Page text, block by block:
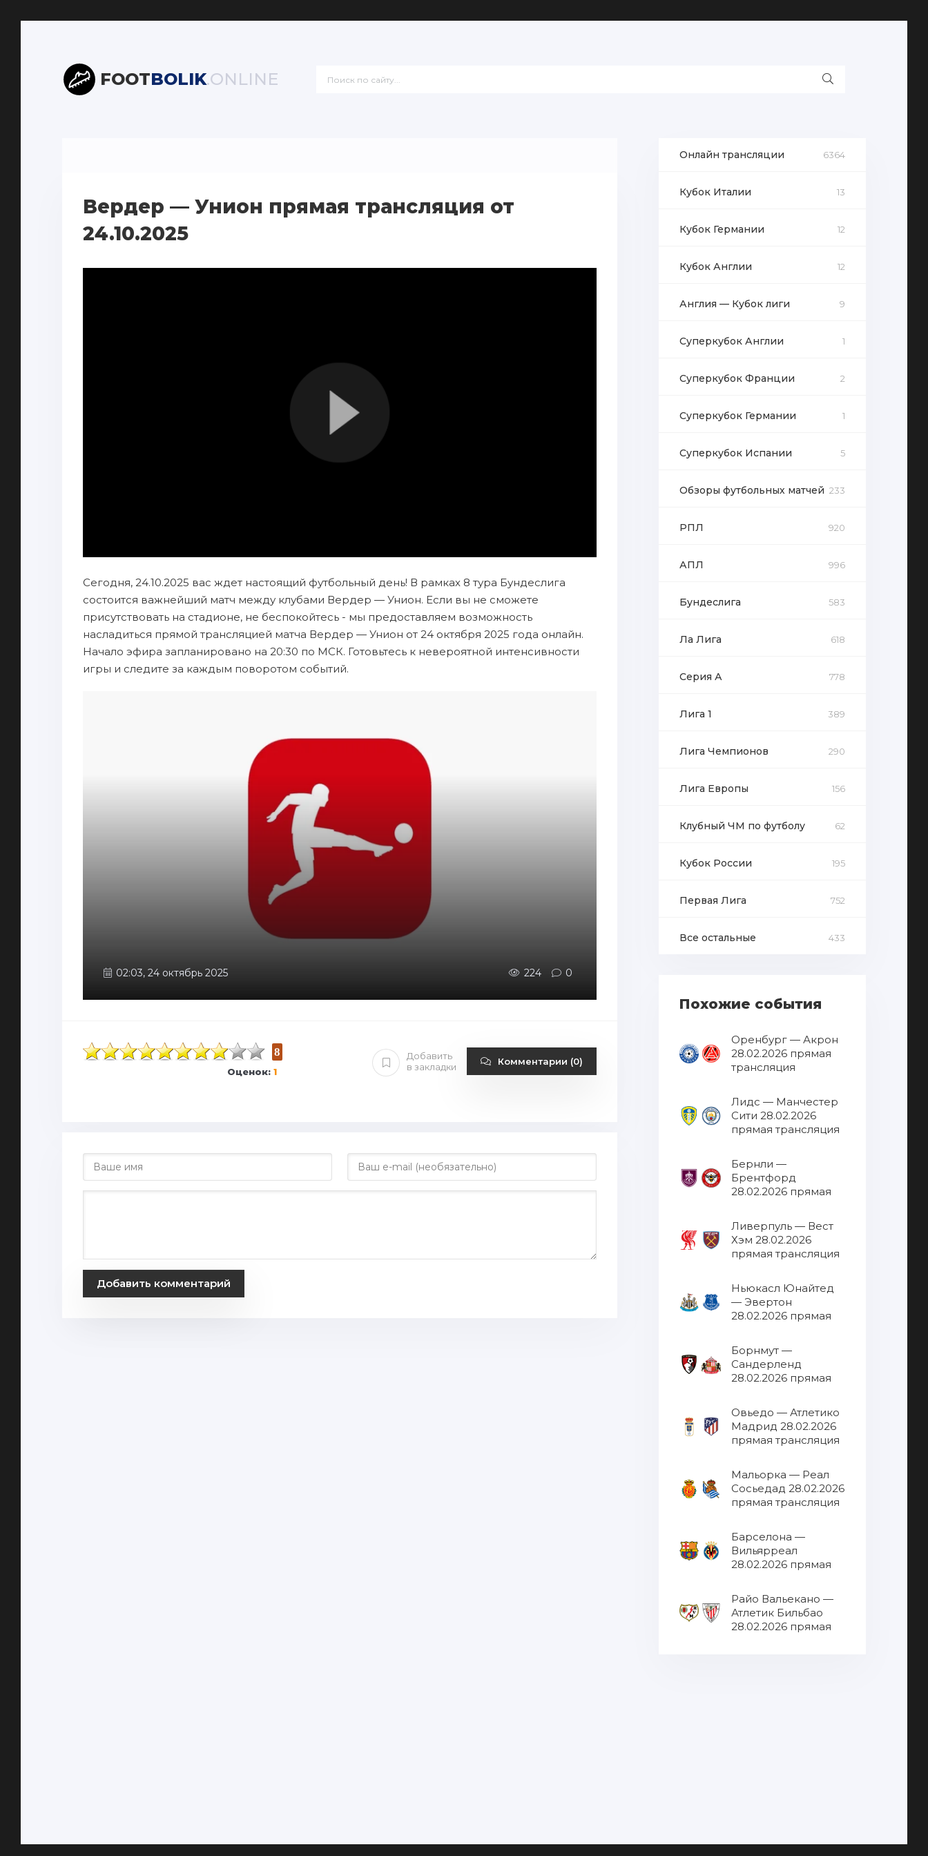
FOOTBOLIK.ONLINE
Вердер — Унион прямая трансляция от
24.10.2025
Сегодня, 24.10.2025 вас ждет настоящий футбольный день! В рамках 8 тура Бундеслига
состоится важнейший матч между клубами Вердер — Унион. Если вы не сможете
присутствовать на стадионе, не беспокойтесь - мы предоставляем возможность
насладиться прямой трансляцией матча Вердер — Унион от 24 октября 2025 года онлайн.
Начало эфира запланировано на 20:30 по МСК. Готовьтесь к невероятной интенсивности
игры и следите за каждым поворотом событий.
02:03, 24 октябрь 2025 224 0
8
Оценок: 1
Добавить
в закладки
Комментарии (0)
Добавить комментарий
Онлайн трансляции 6364
Кубок Италии 13
Кубок Германии 12
Кубок Англии 12
Англия — Кубок лиги 9
Суперкубок Англии 1
Суперкубок Франции 2
Суперкубок Германии 1
Суперкубок Испании 5
Обзоры футбольных матчей 233
РПЛ 920
АПЛ 996
Бундеслига 583
Ла Лига 618
Серия А 778
Лига 1 389
Лига Чемпионов 290
Лига Европы 156
Клубный ЧМ по футболу 62
Кубок России 195
Первая Лига 752
Все остальные 433
Похожие события
Оренбург — Акрон
28.02.2026 прямая
трансляция
Лидс — Манчестер
Сити 28.02.2026
прямая трансляция
Бернли —
Брентфорд
28.02.2026 прямая
Ливерпуль — Вест
Хэм 28.02.2026
прямая трансляция
Ньюкасл Юнайтед
— Эвертон
28.02.2026 прямая
Борнмут —
Сандерленд
28.02.2026 прямая
Овьедо — Атлетико
Мадрид 28.02.2026
прямая трансляция
Мальорка — Реал
Сосьедад 28.02.2026
прямая трансляция
Барселона —
Вильярреал
28.02.2026 прямая
Райо Вальекано —
Атлетик Бильбао
28.02.2026 прямая